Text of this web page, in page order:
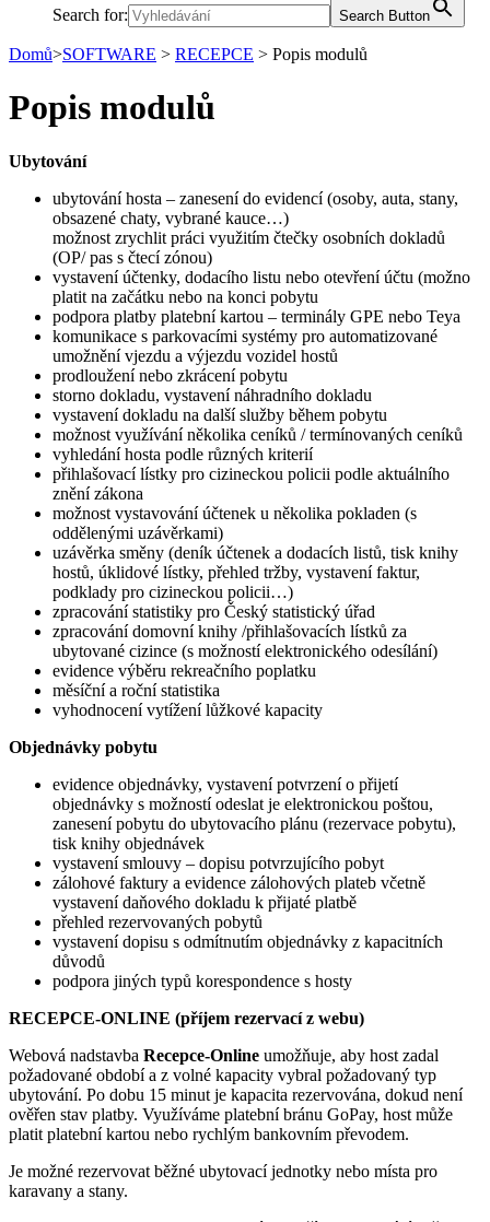
Search for: Search Button
Domů>SOFTWARE > RECEPCE > Popis modulů
Popis modulů
Ubytování
ubytování hosta – zanesení do evidencí (osoby, auta, stany,
obsazené chaty, vybrané kauce…)
možnost zrychlit práci využitím čtečky osobních dokladů
(OP/ pas s čtecí zónou)
vystavení účtenky, dodacího listu nebo otevření účtu (možno
platit na začátku nebo na konci pobytu
podpora platby platební kartou – terminály GPE nebo Teya
komunikace s parkovacími systémy pro automatizované
umožnění vjezdu a výjezdu vozidel hostů
prodloužení nebo zkrácení pobytu
storno dokladu, vystavení náhradního dokladu
vystavení dokladu na další služby během pobytu
možnost využívání několika ceníků / termínovaných ceníků
vyhledání hosta podle různých kriterií
přihlašovací lístky pro cizineckou policii podle aktuálního
znění zákona
možnost vystavování účtenek u několika pokladen (s
oddělenými uzávěrkami)
uzávěrka směny (deník účtenek a dodacích listů, tisk knihy
hostů, úklidové lístky, přehled tržby, vystavení faktur,
podklady pro cizineckou policii…)
zpracování statistiky pro Český statistický úřad
zpracování domovní knihy /přihlašovacích lístků za
ubytované cizince (s možností elektronického odesílání)
evidence výběru rekreačního poplatku
měsíční a roční statistika
vyhodnocení vytížení lůžkové kapacity
Objednávky pobytu
evidence objednávky, vystavení potvrzení o přijetí
objednávky s možností odeslat je elektronickou poštou,
zanesení pobytu do ubytovacího plánu (rezervace pobytu),
tisk knihy objednávek
vystavení smlouvy – dopisu potvrzujícího pobyt
zálohové faktury a evidence zálohových plateb včetně
vystavení daňového dokladu k přijaté platbě
přehled rezervovaných pobytů
vystavení dopisu s odmítnutím objednávky z kapacitních
důvodů
podpora jiných typů korespondence s hosty
RECEPCE-ONLINE (příjem rezervací z webu)
Webová nadstavba Recepce-Online umožňuje, aby host zadal
požadované období a z volné kapacity vybral požadovaný typ
ubytování. Po dobu 15 minut je kapacita rezervována, dokud není
ověřen stav platby. Využíváme platební bránu GoPay, host může
platit platební kartou nebo rychlým bankovním převodem.
Je možné rezervovat běžné ubytovací jednotky nebo místa pro
karavany a stany.